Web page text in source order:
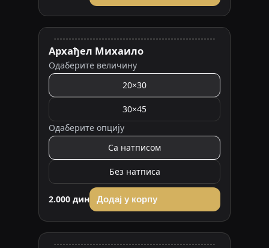
Архађел Михаило
Одаберите величину
20×30
30×45
Одаберите опцију
Са натписом
Без натписа
2.000 дин Додај у корпу